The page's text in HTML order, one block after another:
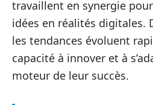
travaillent en synergie
idées en réalités digitales.
les tendances évoluent
capacité à innover et à
moteur de leur succès.